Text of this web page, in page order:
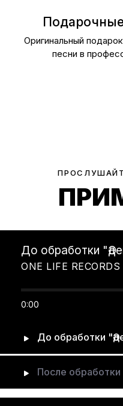
Оригинальный
песни в
До обработки
ONE LIFE RECORDS
0:00
До обработки
После обработки